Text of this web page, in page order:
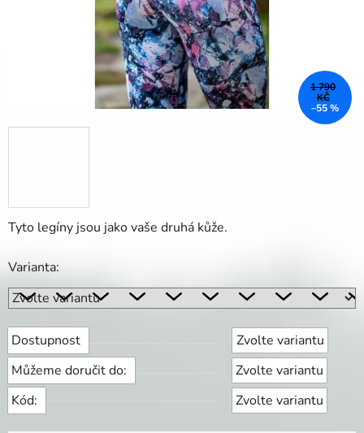
Tyto legíny jsou jako vaše druhá kůže.
Varianta:
Dostupnost
Zvolte variantu
Můžeme doručit do:
Zvolte variantu
Kód:
Zvolte variantu
1 790
KČ
–55 %